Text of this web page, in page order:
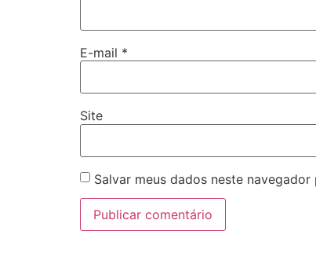
E-mail *
Site
Salvar meus dados neste